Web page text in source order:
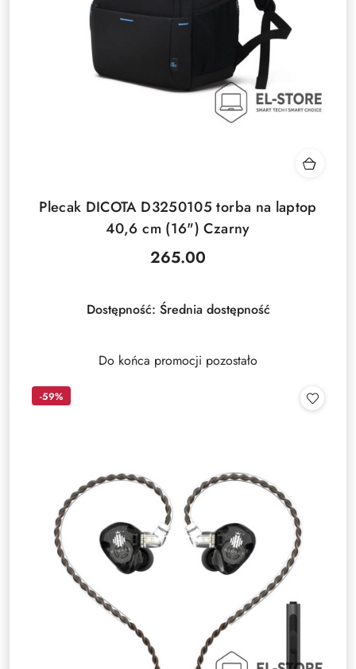
Plecak DICOTA D3250105 torba na laptop
40,6 cm (16") Czarny
Cena:
265.00
Dostępność: Średnia dostępność
Do końca promocji pozostało
-59%